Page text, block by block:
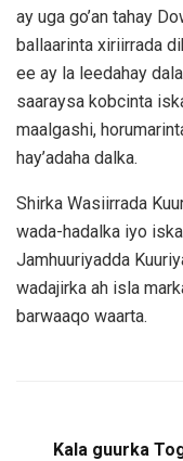
ay uga go’an tahay
ballaarinta xiriirrada
ee ay la leedahay
saaraysa kobcinta
maalgashi,
hay’adaha dalka.
Shirka Wasiirrada
wada-hadalka iyo
Jamhuuriyadda
wadajirka ah isla
barwaaqo waarta.
Kala guurka